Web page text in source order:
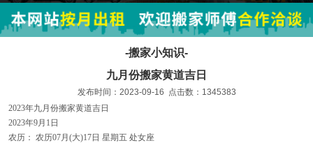
-搬家小知识-
九月份搬家黄道吉日
发布时间：2023-09-16 点击数：1345383
2023年九月份搬家黄道吉日
2023年9月1日
农历： 农历07月(大)17日 星期五 处女座